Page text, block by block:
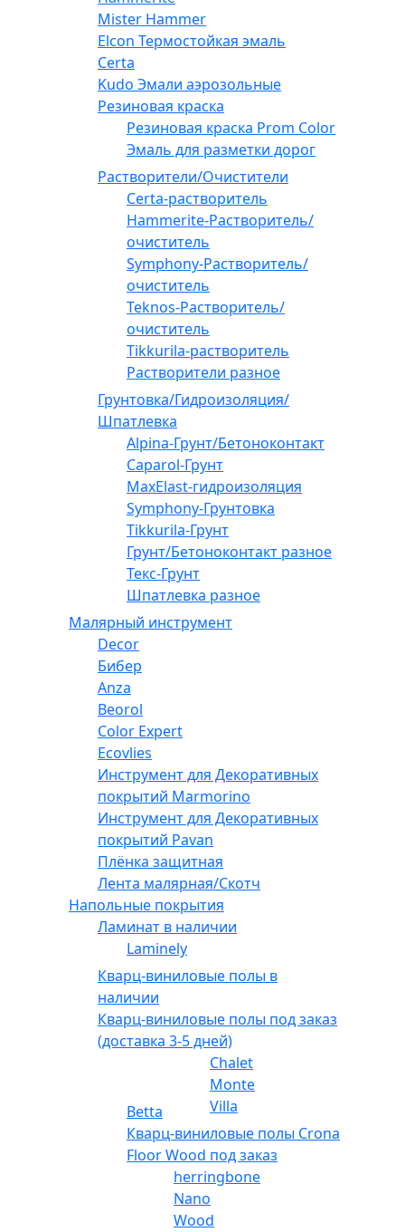
Mister Hammer
Elcon Термостойкая эмаль
Certa
Kudo Эмали аэрозольные
Резиновая краска
Резиновая краска Prom Color
Эмаль для разметки дорог
Растворители/Очистители
Certa-растворитель
Hammerite-Растворитель/
очиститель
Symphony-Растворитель/
очиститель
Teknos-Растворитель/
очиститель
Tikkurila-растворитель
Растворители разное
Грунтовка/Гидроизоляция/
Шпатлевка
Alpina-Грунт/Бетоноконтакт
Caparol-Грунт
MaxElast-гидроизоляция
Symphony-Грунтовка
Tikkurila-Грунт
Грунт/Бетоноконтакт разное
Текс-Грунт
Шпатлевка разное
Малярный инструмент
Decor
Бибер
Anza
Beorol
Color Expert
Ecovlies
Инструмент для Декоративных
покрытий Marmorino
Инструмент для Декоративных
покрытий Pavan
Плёнка защитная
Лента малярная/Скотч
Напольные покрытия
Ламинат в наличии
Laminely
Кварц-виниловые полы в
наличии
Кварц-виниловые полы под заказ
(доставка 3-5 дней)
Betta
Chalet
Monte
Villa
Кварц-виниловые полы Crona
Floor Wood под заказ
herringbone
Nano
Wood